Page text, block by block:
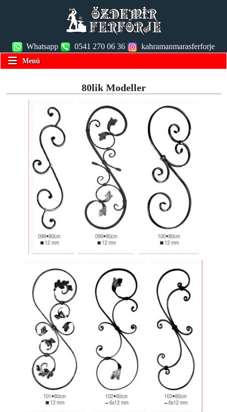
Whatsapp 0541 270 06 36 kahramanmarasferforje
Menü
80lik Modeller